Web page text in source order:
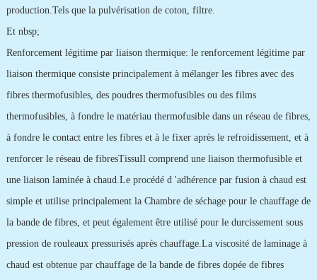
production.Tels que la pulvérisation de coton, filtre.
Et nbsp;
Renforcement légitime par liaison thermique: le renforcement légitime par
liaison thermique consiste principalement à mélanger les fibres avec des
fibres thermofusibles, des poudres thermofusibles ou des films
thermofusibles, à fondre le matériau thermofusible dans un réseau de fibres,
à fondre le contact entre les fibres et à le fixer après le refroidissement, et à
renforcer le réseau de fibresTissuIl comprend une liaison thermofusible et
une liaison laminée à chaud.Le procédé d 'adhérence par fusion à chaud est
simple et utilise principalement la Chambre de séchage pour le chauffage de
la bande de fibres, et peut également être utilisé pour le durcissement sous
pression de rouleaux pressurisés après chauffage.La viscosité de laminage à
chaud est obtenue par chauffage de la bande de fibres dopée de fibres